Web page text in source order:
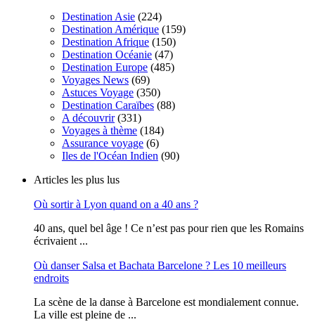
Destination Asie (224)
Destination Amérique (159)
Destination Afrique (150)
Destination Océanie (47)
Destination Europe (485)
Voyages News (69)
Astuces Voyage (350)
Destination Caraïbes (88)
A découvrir(331)
Voyages à thème (184)
Assurance voyage (6)
Iles de l'Océan Indien (90)
Articles les plus lus
Où sortir à Lyon quand on a 40 ans ?
40 ans, quel bel âge ! Ce n’est pas pour rien que les Romains
écrivaient ...
Où danser Salsa et Bachata Barcelone ? Les 10 meilleurs
endroits
La scène de la danse à Barcelone est mondialement connue.
La ville est pleine de ...